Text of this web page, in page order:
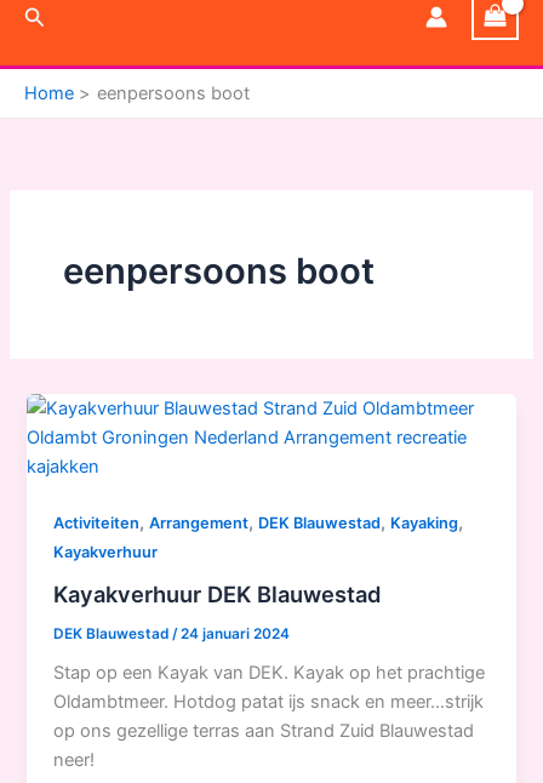
Zoeken
Home eenpersoons boot
eenpersoons boot
Activiteiten,Arrangement, DEK Blauwestad, Kayaking,
Kayakverhuur
Kayakverhuur DEK Blauwestad
DEK Blauwestad /24 januari 2024
Stap op een Kayak van DEK. Kayak op het prachtige
Oldambtmeer. Hotdog patat ijs snack en meer…strijk
op ons gezellige terras aan Strand Zuid Blauwestad
neer!